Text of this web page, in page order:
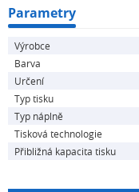
Samsung ML-2526
Samsung ML-2580N
Samsung ML-2580NK
Samsung ML-2581N
Samsung SCX-4600FN
Samsung SCX-4623F
Samsung SCX-4623FN
Samsung SCX-4623FW
Parametry
Výrobce
Barva
Určení
Typ tisku
Typ náplně
Tisková technologie
Přibližná kapacita tisku